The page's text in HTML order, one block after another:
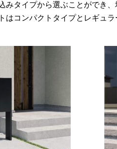
みタイプから選ぶことができ
はコンパクトタイプとレギュ